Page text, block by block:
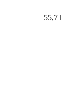
55,7